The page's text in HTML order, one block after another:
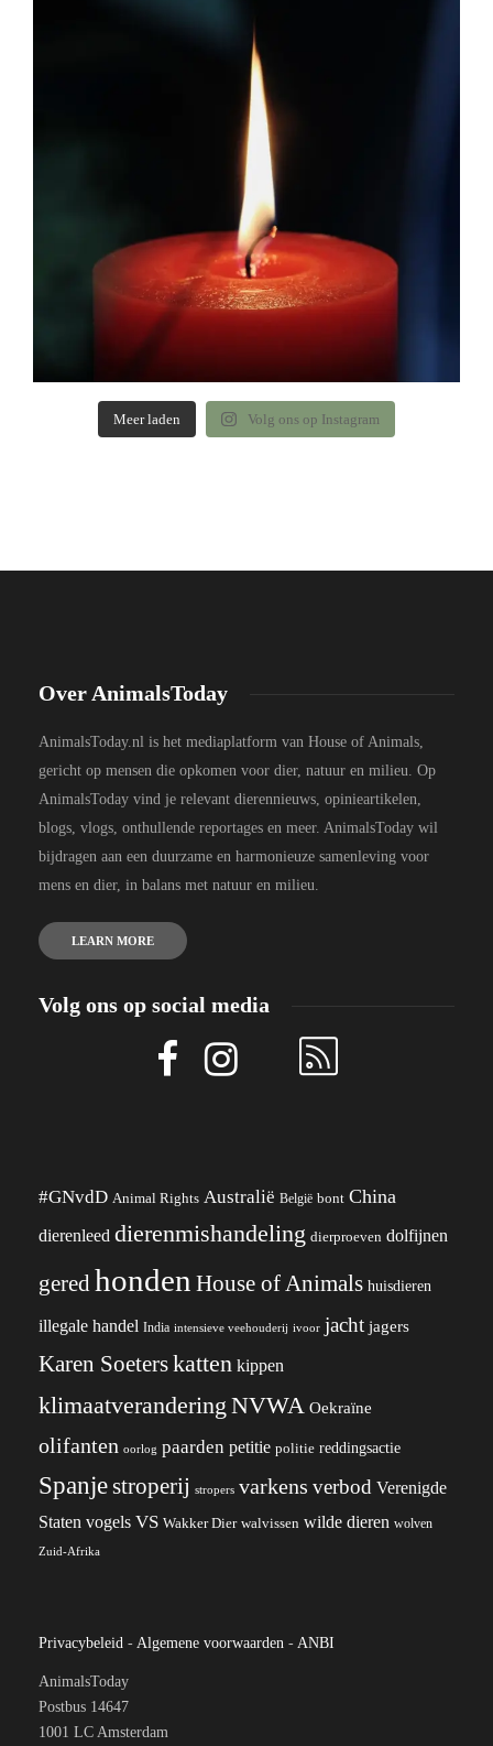
Meer laden Volg ons op Instagram
Over AnimalsToday
AnimalsToday.nl is het mediaplatform van House of Animals,
gericht op mensen die opkomen voor dier, natuur en milieu. Op
AnimalsToday vind je relevant dierennieuws, opinieartikelen,
blogs, vlogs, onthullende reportages en meer. AnimalsToday wil
bijdragen aan een duurzame en harmonieuze samenleving voor
mens en dier, in balans met natuur en milieu.
LEARN MORE
Volg ons op social media
#GNvdD Animal Rights Australië België bont China
dierenleed dierenmishandeling dierproeven dolfijnen
geredhonden House of Animals huisdieren
illegale handel India intensieve veehouderij ivoor jacht jagers
Karen Soeterskatten kippen
klimaatverandering NVWA Oekraïne
olifanten oorlog paarden petitie politie reddingsactie
Spanjestroperij stropers varkens verbod Verenigde
Staten vogels VS Wakker Dier walvissen wilde dieren wolven
Zuid-Afrika
Privacybeleid - Algemene voorwaarden - ANBI
AnimalsToday
Postbus 14647
1001 LC Amsterdam